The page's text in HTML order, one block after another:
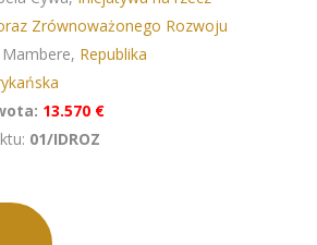
Zrównoważonego Rozwoju
Republika
13.570 €
01/IDROZ